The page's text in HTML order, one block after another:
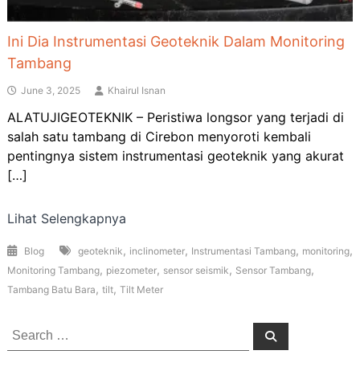
Ini Dia Instrumentasi Geoteknik Dalam Monitoring
Tambang
June 3, 2025 Khairul Isnan
ALATUJIGEOTEKNIK – Peristiwa longsor yang terjadi di
salah satu tambang di Cirebon menyoroti kembali
pentingnya sistem instrumentasi geoteknik yang akurat
[…]
Lihat Selengkapnya
Blog geoteknik , inclinometer, Instrumentasi Tambang, monitoring,
Monitoring Tambang, piezometer, sensor seismik , Sensor Tambang,
Tambang Batu Bara , tilt, Tilt Meter
Search
for:
Search